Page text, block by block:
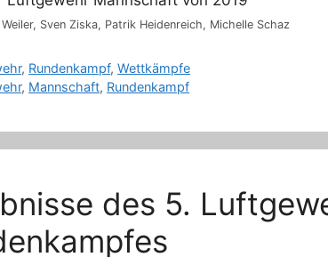
Sven Ziska, Patrik Heidenreich, Michelle Schaz
, Rundenkampf,Wettkämpfe
, Mannschaft, Rundenkampf
des 5.